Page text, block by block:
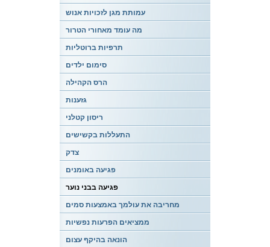
עמותת מגן לזכויות אנוש
מה עומד מאחורי הטרור
תרפיות ברוטליות
סימום ילדים
הרס הקהילה
גזענות
ריסון קטלני
התעללות בקשישים
צדק
פגיעה באומנים
פגיעה בבני נוער
מחריבה את עולמך באמצעות סמים
ממציאים הפרעות נפשיות
הונאה בהיקף עצום